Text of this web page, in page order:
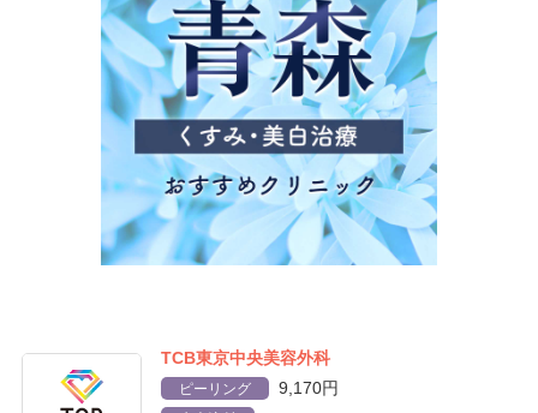
TCB東京中央美容外科
ピーリング 9,170円